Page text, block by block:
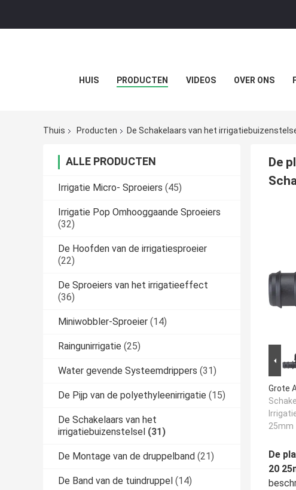
HUIS PRODUCTEN VIDEOS OVER ONS
Thuis Producten De Schakelaars van het
ALLE PRODUCTEN
Irrigatie Micro- Sproeiers (45)
Irrigatie Pop Omhooggaande Sproeiers
(32)
De Hoofden van de irrigatiesproeier
(22)
De Sproeiers van het irrigatieeffect
(36)
Miniwobbler-Sproeier (14)
Raingunirrigatie (25)
Water gevende Systeemdrippers (31)
De Pijp van de polyethyleenirrigatie (15)
De Schakelaars van het
irrigatiebuizenstelsel (31)
De Montage van de druppelband (21)
De Band van de tuindruppel (14)
De
Grote
25mm
De
20